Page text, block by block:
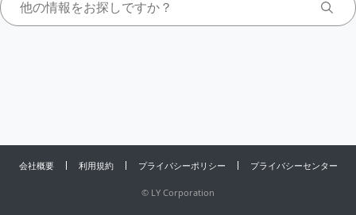
会社概要 利用規約 プライバシーポリシー プライバシーセンター
© LY Corporation